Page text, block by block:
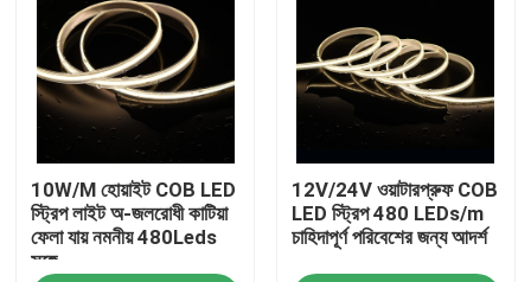
COB নেতৃত্বাধীন ফালা
আরজিবি এলইডি স্ট্রিপ
একক রঙের LED স্ট্রিপ
টিউনযোগ্য সাদা LED স্ট্রিপ
10W/M হোয়াইট COB LED
স্ট্রিপ লাইট অ-জলরোধী কাটিয়া
ফেলা যায় নমনীয় 480Leds
সঙ্গে
12V/24V ওয়াটারপ্রুফ COB
LED স্ট্রিপ 480 LEDs/m
চাহিদাপূর্ণ পরিবেশের জন্য আদর্শ